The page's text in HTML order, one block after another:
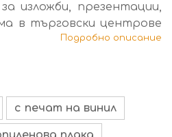
изложби, презентации,
в търговски центрове
Подробно описание
с печат на винил